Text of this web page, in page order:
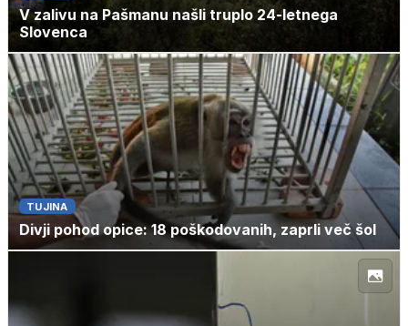
V zalivu na Pašmanu našli truplo 24-letnega
Slovenca
TUJINA
Divji pohod opice: 18 poškodovanih, zaprli več šol